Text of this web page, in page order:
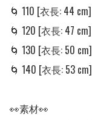
🌀 110 [衣長: 44 cm]
🌀 120 [衣長: 47 cm]
🌀 130 [衣長: 50 cm]
🌀 140 [衣長: 53 cm]
👀素材👀